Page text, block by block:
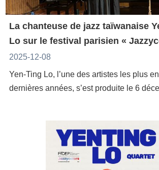
La chanteuse de jazz taïwanaise
Lo sur le festival parisien «
2025-12-08
Yen-Ting Lo, l’une des artistes les plus
dernières années, s’est produite le 6
ouverture. À travers ses compositions
YenTing Lo Quartet a proposé une
très personnelle, saluée par un public